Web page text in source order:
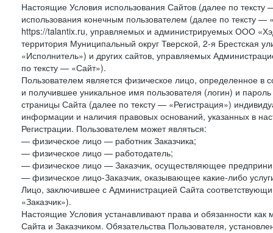
Настоящие Условия использования Сайтов (далее по
использования конечным пользователем (далее по тексту
https://talantix.ru, управляемых и администрируемых ООО
территория Муниципальный округ Тверской, 2-я
«Исполнитель») и других сайтов, управляемых
по тексту — «Сайт»).
Пользователем является физическое лицо, определенное в
и получившее уникальное имя пользователя (логин) и
страницы Сайта (далее по тексту — «Регистрация»)
информации и наличия правовых оснований, указанных в
Регистрации. Пользователем может являться:
— физическое лицо — работник Заказчика;
— физическое лицо — работодатель;
— физическое лицо — Заказчик, осуществляющее
— физическое лицо-Заказчик, оказывающее какие-либо
Лицо, заключившее с Администрацией Сайта
«Заказчик»).
Настоящие Условия устанавливают права и обязанности
Сайта и Заказчиком. Обязательства Пользователя,